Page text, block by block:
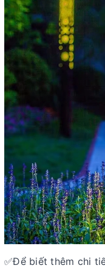
✅Để biết thêm chi